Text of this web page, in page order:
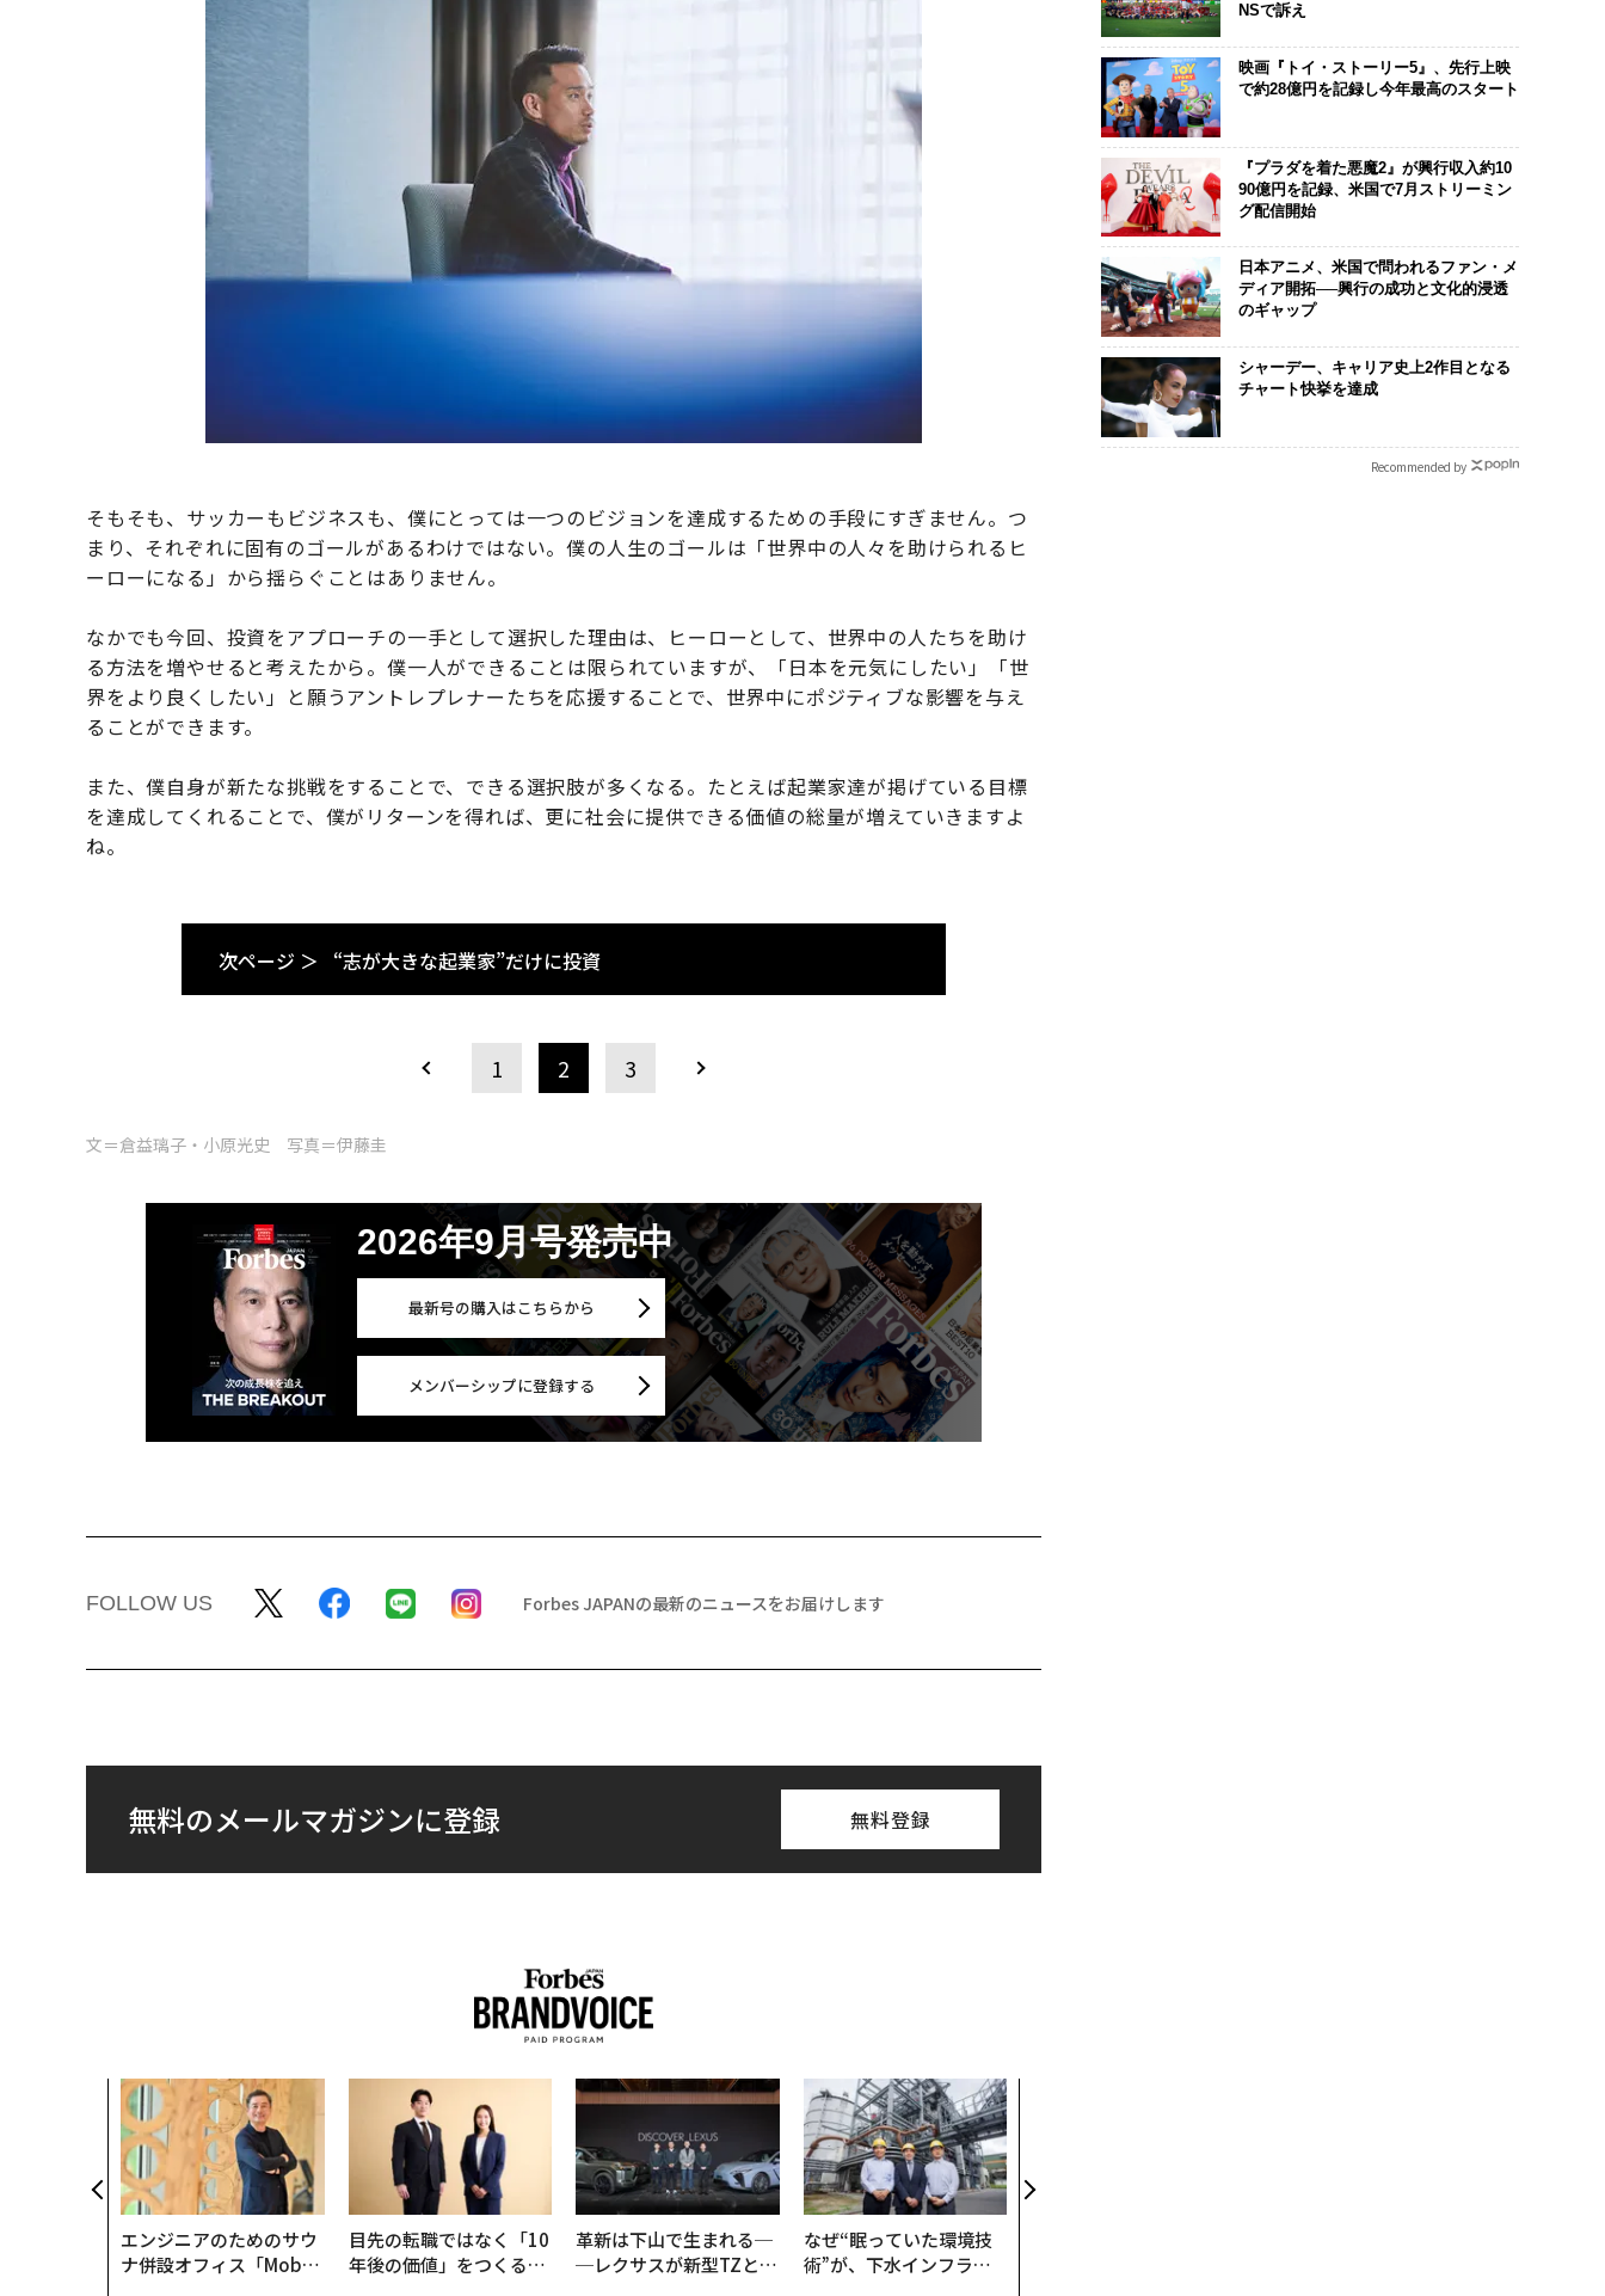
そもそも、サッカーもビジネスも、僕にとっては一つのビジョンを達成するための手段にすぎません。つ
まり、それぞれに固有のゴールがあるわけではない。僕の人生のゴールは「世界中の人々を助けられるヒ
ーローになる」から揺らぐことはありません。
なかでも今回、投資をアプローチの一手として選択した理由は、ヒーローとして、世界中の人たちを助け
る方法を増やせると考えたから。僕一人ができることは限られていますが、「日本を元気にしたい」「世
界をより良くしたい」と願うアントレプレナーたちを応援することで、世界中にポジティブな影響を与え
ることができます。
また、僕自身が新たな挑戦をすることで、できる選択肢が多くなる。たとえば起業家達が掲げている目標
を達成してくれることで、僕がリターンを得れば、更に社会に提供できる価値の総量が増えていきますよ
ね。
次ページ ＞ “志が大きな起業家”だけに投資
1 2 3
文＝倉益璃子・小原光史 写真＝伊藤圭
2026年9月号発売中
最新号の購入はこちらから
メンバーシップに登録する
FOLLOW US Forbes JAPANの最新のニュースをお届けします
無料のメールマガジンに登録 無料登録
エンジニアのためのサウ
ナ併設オフィス「Mobiu
目先の転職ではなく「10
年後の価値」をつくる─
革新は下山で生まれる─
─レクサスが新型TZとE
なぜ“眠っていた環境技
術”が、下水インフラを
来
NSで訴え
映画『トイ・ストーリー5』、先行上映
で約28億円を記録し今年最高のスタート
『プラダを着た悪魔2』が興行収入約10
90億円を記録、米国で7月ストリーミン
グ配信開始
日本アニメ、米国で問われるファン・メ
ディア開拓──興行の成功と文化的浸透
のギャップ
シャーデー、キャリア史上2作目となる
チャート快挙を達成
Recommended by